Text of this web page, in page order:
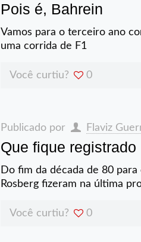
Pois é, Bahrein
Vamos para o terceiro ano
uma corrida de F1
Você curtiu? 0
Publicado por Flaviz
Que fique registrado
Do fim da década de 80
Rosberg fizeram na última
Você curtiu? 0